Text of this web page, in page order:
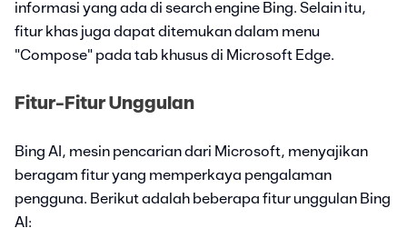
informasi yang ada di search engine Bing. Selain itu,
fitur khas juga dapat ditemukan dalam menu
"Compose" pada tab khusus di Microsoft Edge.
Fitur-Fitur Unggulan
Bing AI, mesin pencarian dari Microsoft, menyajikan
beragam fitur yang memperkaya pengalaman
pengguna. Berikut adalah beberapa fitur unggulan Bing
AI: